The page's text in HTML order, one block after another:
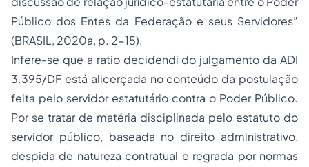
Público dos Entes da Federação e seus Servidores”
(BRASIL, 2020a, p. 2-15).
Infere-se que a ratio decidendi do julgamento da ADI
3.395/DF está alicerçada no conteúdo da postulação
feita pelo servidor estatutário contra o Poder Público.
Por se tratar de matéria disciplinada pelo estatuto do
servidor público, baseada no direito administrativo,
despida de natureza contratual e regrada por normas